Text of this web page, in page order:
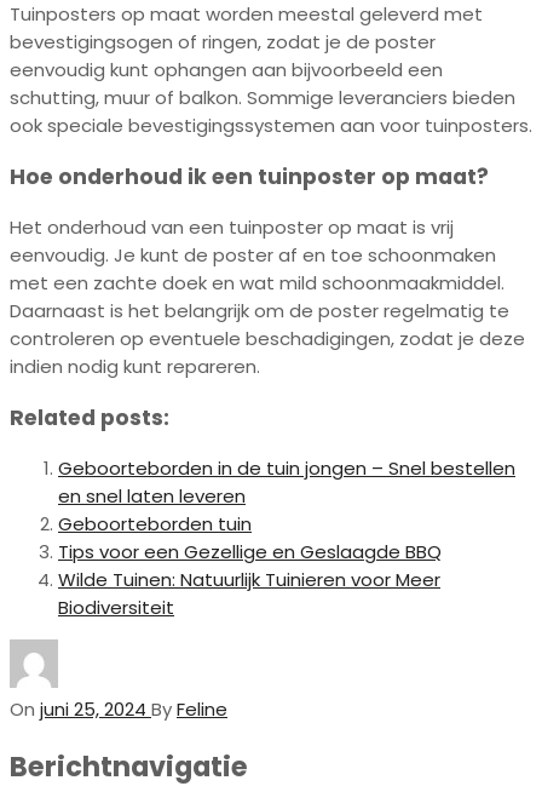
Tuinposters op maat worden meestal geleverd met
bevestigingsogen of ringen, zodat je de poster
eenvoudig kunt ophangen aan bijvoorbeeld een
schutting, muur of balkon. Sommige leveranciers bieden
ook speciale bevestigingssystemen aan voor tuinposters.
Hoe onderhoud ik een tuinposter op maat?
Het onderhoud van een tuinposter op maat is vrij
eenvoudig. Je kunt de poster af en toe schoonmaken
met een zachte doek en wat mild schoonmaakmiddel.
Daarnaast is het belangrijk om de poster regelmatig te
controleren op eventuele beschadigingen, zodat je deze
indien nodig kunt repareren.
Related posts:
Geboorteborden in de tuin jongen – Snel bestellen
en snel laten leveren
Geboorteborden tuin
Tips voor een Gezellige en Geslaagde BBQ
Wilde Tuinen: Natuurlijk Tuinieren voor Meer
Biodiversiteit
On juni 25, 2024 ByFeline
Berichtnavigatie